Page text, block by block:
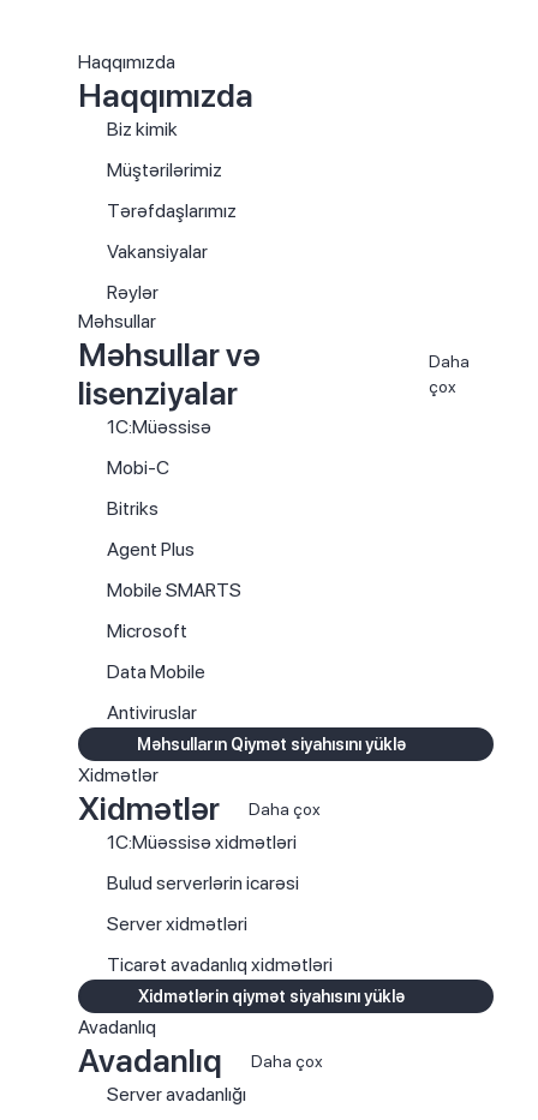
Haqqımızda
Haqqımızda
Biz kimik
Müştərilərimiz
Tərəfdaşlarımız
Vakansiyalar
Rəylər
Məhsullar
Məhsullar və
lisenziyalar
Daha
çox
1C:Müəssisə
Mobi-C
Bitriks
Agent Plus
Mobile SMARTS
Microsoft
Data Mobile
Antiviruslar
Məhsulların Qiymət siyahısını yüklə
Xidmətlər
Xidmətlər Daha çox
1C:Müəssisə xidmətləri
Bulud serverlərin icarəsi
Server xidmətləri
Ticarət avadanlıq xidmətləri
Xidmətlərin qiymət siyahısını yüklə
Avadanlıq
Avadanlıq Daha çox
Server avadanlığı